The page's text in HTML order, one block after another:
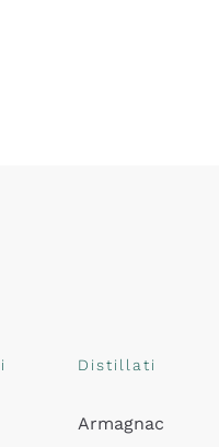
Distillati
Armagnac